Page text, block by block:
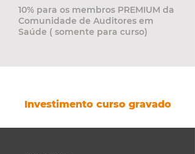
10% para os membros PREMIUM da
Comunidade de Auditores em
Saúde ( somente para curso)
Investimento curso gravado